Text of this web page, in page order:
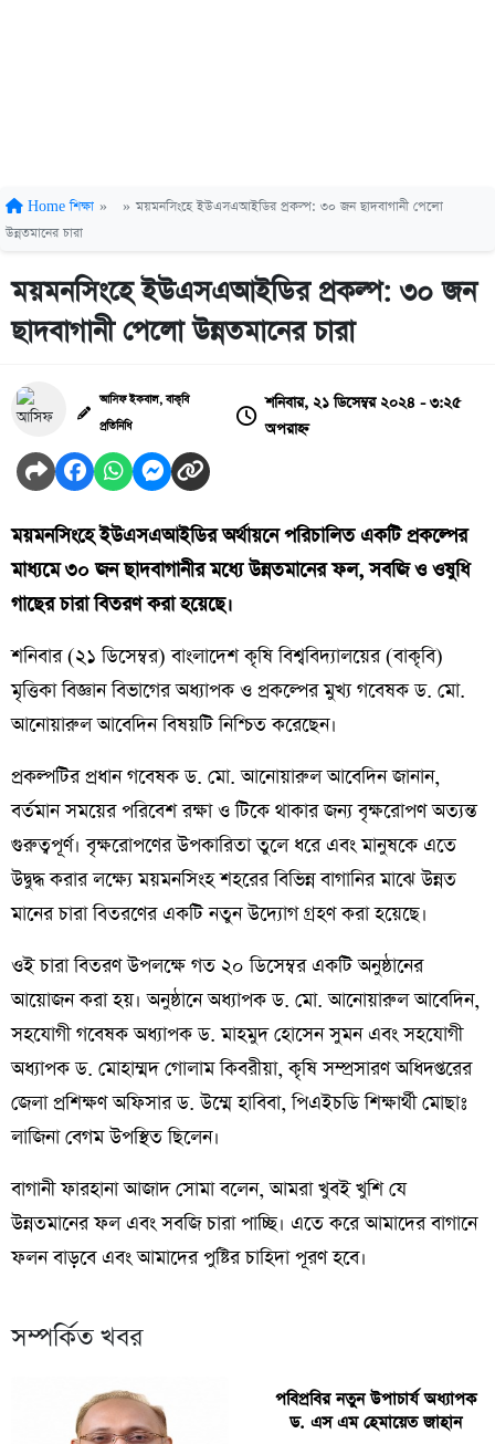
Home শিক্ষা » » ময়মনসিংহে ইউএসএআইডির প্রকল্প: ৩০ জন ছাদবাগানী পেলো
উন্নতমানের চারা
ময়মনসিংহে ইউএসএআইডির প্রকল্প: ৩০ জন
ছাদবাগানী পেলো উন্নতমানের চারা
আসিফ ইকবাল, বাকৃবি
প্রতিনিধি
শনিবার, ২১ ডিসেম্বর ২০২৪ - ৩:২৫
অপরাহ্ন
ময়মনসিংহে ইউএসএআইডির অর্থায়নে পরিচালিত একটি প্রকল্পের
মাধ্যমে ৩০ জন ছাদবাগানীর মধ্যে উন্নতমানের ফল, সবজি ও ওষুধি
গাছের চারা বিতরণ করা হয়েছে।
শনিবার (২১ ডিসেম্বর) বাংলাদেশ কৃষি বিশ্ববিদ্যালয়ের (বাকৃবি)
মৃত্তিকা বিজ্ঞান বিভাগের অধ্যাপক ও প্রকল্পের মুখ্য গবেষক ড. মো.
আনোয়ারুল আবেদিন বিষয়টি নিশ্চিত করেছেন।
প্রকল্পটির প্রধান গবেষক ড. মো. আনোয়ারুল আবেদিন জানান,
বর্তমান সময়ের পরিবেশ রক্ষা ও টিকে থাকার জন্য বৃক্ষরোপণ অত্যন্ত
গুরুত্বপূর্ণ। বৃক্ষরোপণের উপকারিতা তুলে ধরে এবং মানুষকে এতে
উদ্বুদ্ধ করার লক্ষ্যে ময়মনসিংহ শহরের বিভিন্ন বাগানির মাঝে উন্নত
মানের চারা বিতরণের একটি নতুন উদ্যোগ গ্রহণ করা হয়েছে।
ওই চারা বিতরণ উপলক্ষে গত ২০ ডিসেম্বর একটি অনুষ্ঠানের
আয়োজন করা হয়। অনুষ্ঠানে অধ্যাপক ড. মো. আনোয়ারুল আবেদিন,
সহযোগী গবেষক অধ্যাপক ড. মাহমুদ হোসেন সুমন এবং সহযোগী
অধ্যাপক ড. মোহাম্মদ গোলাম কিবরীয়া, কৃষি সম্প্রসারণ অধিদপ্তরের
জেলা প্রশিক্ষণ অফিসার ড. উম্মে হাবিবা, পিএইচডি শিক্ষার্থী মোছাঃ
লাজিনা বেগম উপস্থিত ছিলেন।
বাগানী ফারহানা আজাদ সোমা বলেন, আমরা খুবই খুশি যে
উন্নতমানের ফল এবং সবজি চারা পাচ্ছি। এতে করে আমাদের বাগানে
ফলন বাড়বে এবং আমাদের পুষ্টির চাহিদা পূরণ হবে।
সম্পর্কিত খবর
পবিপ্রবির নতুন উপাচার্য অধ্যাপক
ড. এস এম হেমায়েত জাহান